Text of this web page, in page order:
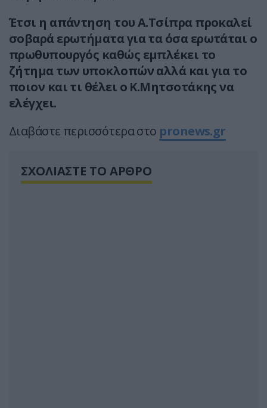
Έτσι η απάντηση του Α.Τσίπρα προκαλεί
σοβαρά ερωτήματα για τα όσα ερωτάται ο
πρωθυπουργός καθώς εμπλέκει το
ζήτημα των υποκλοπών αλλά και για το
ποιον και τι θέλει ο Κ.Μητσοτάκης να
ελέγχει.
Διαβάστε περισσότερα στο pronews.gr
ΣΧΟΛΙΑΣΤΕ ΤΟ ΑΡΘΡΟ